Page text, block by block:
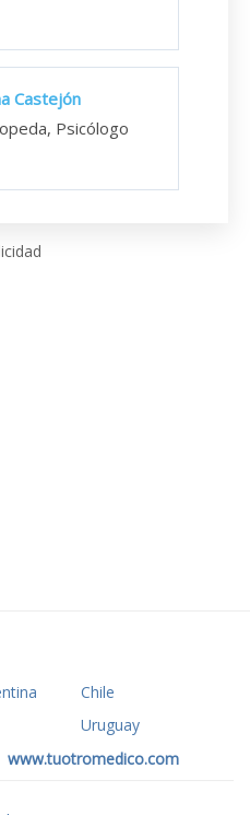
Castejón
Psicólogo
Chile
Uruguay
www.tuotromedico.com